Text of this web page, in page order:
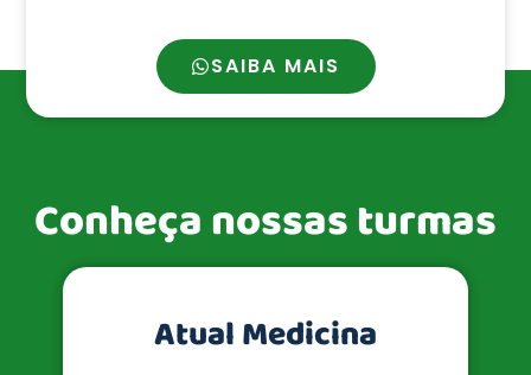
SAIBA MAIS
Conheça nossas turmas
Atual Medicina